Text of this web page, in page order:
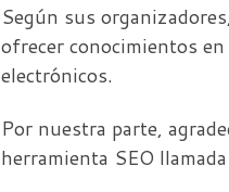
Según sus
ofrecer conocimientos
electrónicos.
Por nuestra parte,
herramienta SEO